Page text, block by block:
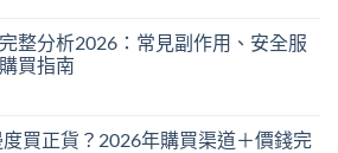
整分析2026：常見副作用、安全服
買指南
度買正貨？2026年購買渠道＋價錢完